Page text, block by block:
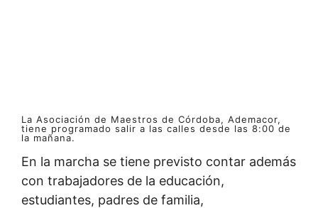
La Asociación de Maestros de Córdoba, Ademacor,
tiene programado salir a las calles desde las 8:00 de
la mañana.
En la marcha se tiene previsto contar además
con trabajadores de la educación,
estudiantes, padres de familia,